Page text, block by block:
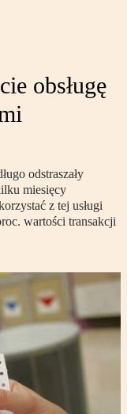
obsługę
odstraszały
miesięcy
z tej usługi
wartości transakcji